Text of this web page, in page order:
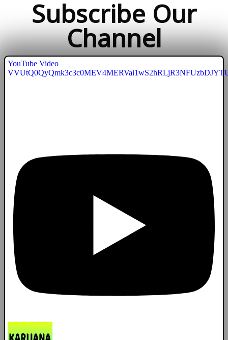
Subscribe Our
Channel
YouTube Video